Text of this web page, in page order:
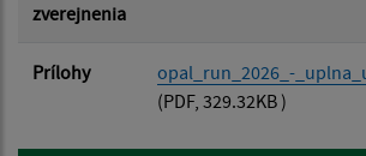
zverejnenia
Prílohy
opal_run_2026_-
(PDF, 329.32KB )